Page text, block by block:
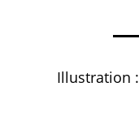
Illustration :